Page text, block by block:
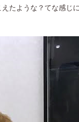
たような？てな感じ